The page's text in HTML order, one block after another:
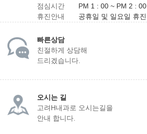
점심시간
PM 1 : 00 ~ PM 2 : 00
휴진안내
공휴일 및 일요일 휴진
빠른상담
친절하게 상담해
드리겠습니다.
오시는 길
고려H내과로 오시는길을
안내 합니다.